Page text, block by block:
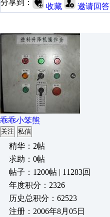
分享到：
收藏 邀请回答
乖乖小笨熊
关注 私信
精华：2帖
求助：0帖
帖子：1200帖 | 11283回
年度积分：2326
历史总积分：62523
注册：2006年8月05日